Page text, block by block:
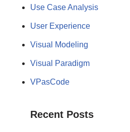
Use Case Analysis
User Experience
Visual Modeling
Visual Paradigm
VPasCode
Recent Posts